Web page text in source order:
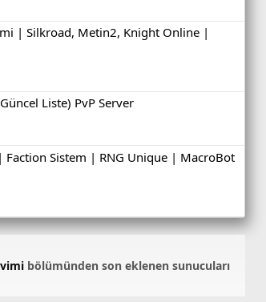
| Silkroad, Metin2, Knight Online |
Liste) PvP Server
Sistem | RNG Unique | MacroBot
bölümünden son eklenen sunucuları